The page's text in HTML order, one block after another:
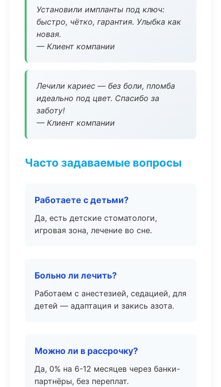
Установили импланты под ключ:
быстро, чётко, гарантия. Улыбка как
новая.
— Клиент компании
Лечили кариес — без боли, пломба
идеально под цвет. Спасибо за
заботу!
— Клиент компании
Часто задаваемые вопросы
Работаете с детьми?
Да, есть детские стоматологи,
игровая зона, лечение во сне.
Больно ли лечить?
Работаем с анестезией, седацией, для
детей — адаптация и закись азота.
Можно ли в рассрочку?
Да, 0% на 6-12 месяцев через банки-
партнёры, без переплат.